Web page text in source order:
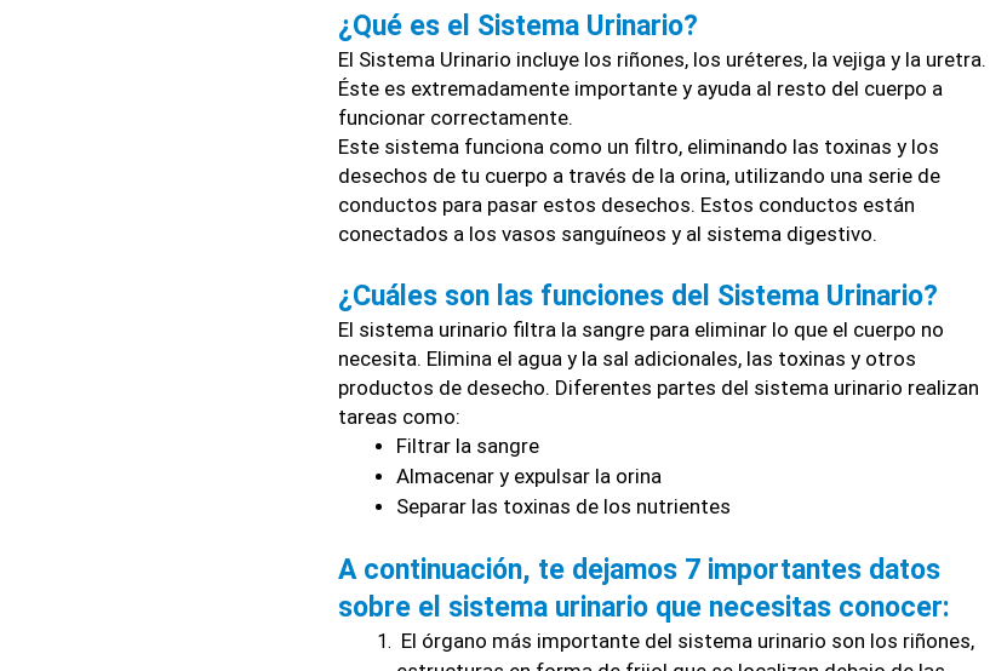
¿Qué es el Sistema Urinario?
El Sistema Urinario incluye los riñones, los uréteres, la vejiga y la uretra.
Éste es extremadamente importante y ayuda al resto del cuerpo a
funcionar correctamente.
Este sistema funciona como un filtro, eliminando las toxinas y los
desechos de tu cuerpo a través de la orina, utilizando una serie de
conductos para pasar estos desechos. Estos conductos están
conectados a los vasos sanguíneos y al sistema digestivo.
¿Cuáles son las funciones del Sistema Urinario?
El sistema urinario filtra la sangre para eliminar lo que el cuerpo no
necesita. Elimina el agua y la sal adicionales, las toxinas y otros
productos de desecho. Diferentes partes del sistema urinario realizan
tareas como:
Filtrar la sangre
Almacenar y expulsar la orina
Separar las toxinas de los nutrientes
A continuación, te dejamos 7 importantes datos
sobre el sistema urinario que necesitas conocer:
El órgano más importante del sistema urinario son los riñones,